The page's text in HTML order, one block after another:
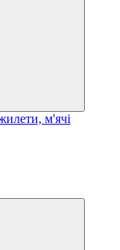
м'ячі